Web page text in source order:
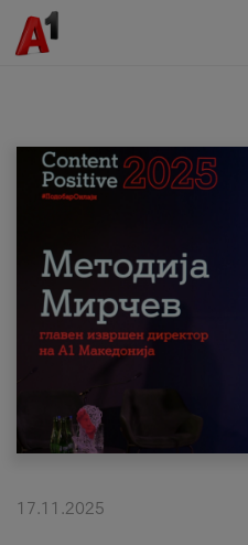
МК EN
Приватни Деловни
Поддршка
Надополни кредит
17.11.2025